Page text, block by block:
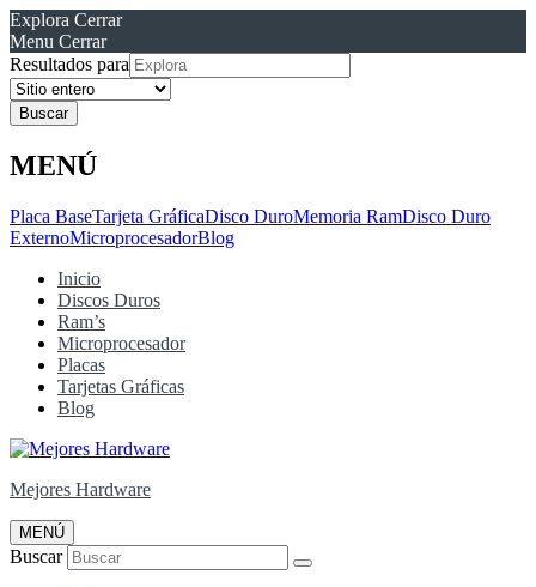
Explora Cerrar
Menu Cerrar
Resultados para
MENÚ
Placa BaseTarjeta GráficaDisco DuroMemoria RamDisco Duro
ExternoMicroprocesadorBlog
Inicio
Discos Duros
Ram’s
Microprocesador
Placas
Tarjetas Gráficas
Blog
Mejores Hardware
MENÚ
Buscar